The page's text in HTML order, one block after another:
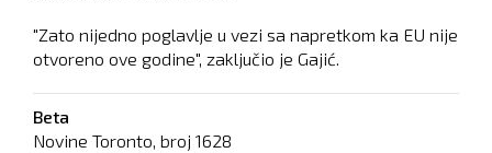
"Zato nijedno poglavlje u vezi sa napretkom ka EU nije
otvoreno ove godine", zaključio je Gajić.
Beta
Novine Toronto, broj 1628